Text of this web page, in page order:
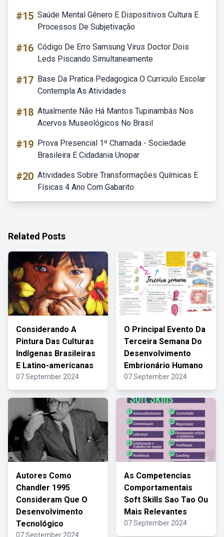
#15 Saúde Mental Gênero E Dispositivos Cultura E
Processos De Subjetivação
#16 Código De Erro Samsung Virus Doctor Dois
Leds Piscando Simultaneamente
#17 Base Da Pratica Pedagogica O Curriculo Escolar
Contempla As Atividades
#18 Atualmente Não Há Mantos Tupinambás Nos
Acervos Museológicos No Brasil
#19 Prova Presencial 1º Chamada - Sociedade
Brasileira E Cidadania Unopar
#20 Atividades Sobre Transformações Químicas E
Físicas 4 Ano Com Gabarito
Related Posts
Considerando A
Pintura Das Culturas
Indígenas Brasileiras
E Latino-americanas
07 September 2024
O Principal Evento Da
Terceira Semana Do
Desenvolvimento
Embrionário Humano
07 September 2024
Autores Como
Chandler 1995
Consideram Que O
Desenvolvimento
Tecnológico
07 September 2024
As Competencias
Comportamentais
Soft Skills Sao Tao Ou
Mais Relevantes
07 September 2024